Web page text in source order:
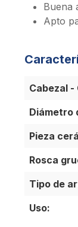
Buena
Apto
Cabezal -
Diámetro
Pieza
Rosca
Tipo de
Uso: